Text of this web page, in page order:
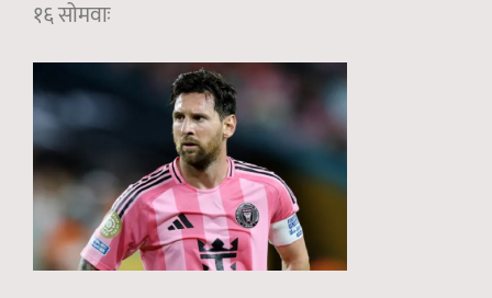
१६ सोमवाः